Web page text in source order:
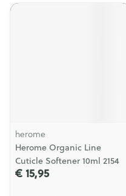
herome
Herome Organic Line
Cuticle Softener 10ml 2154
€ 15,95